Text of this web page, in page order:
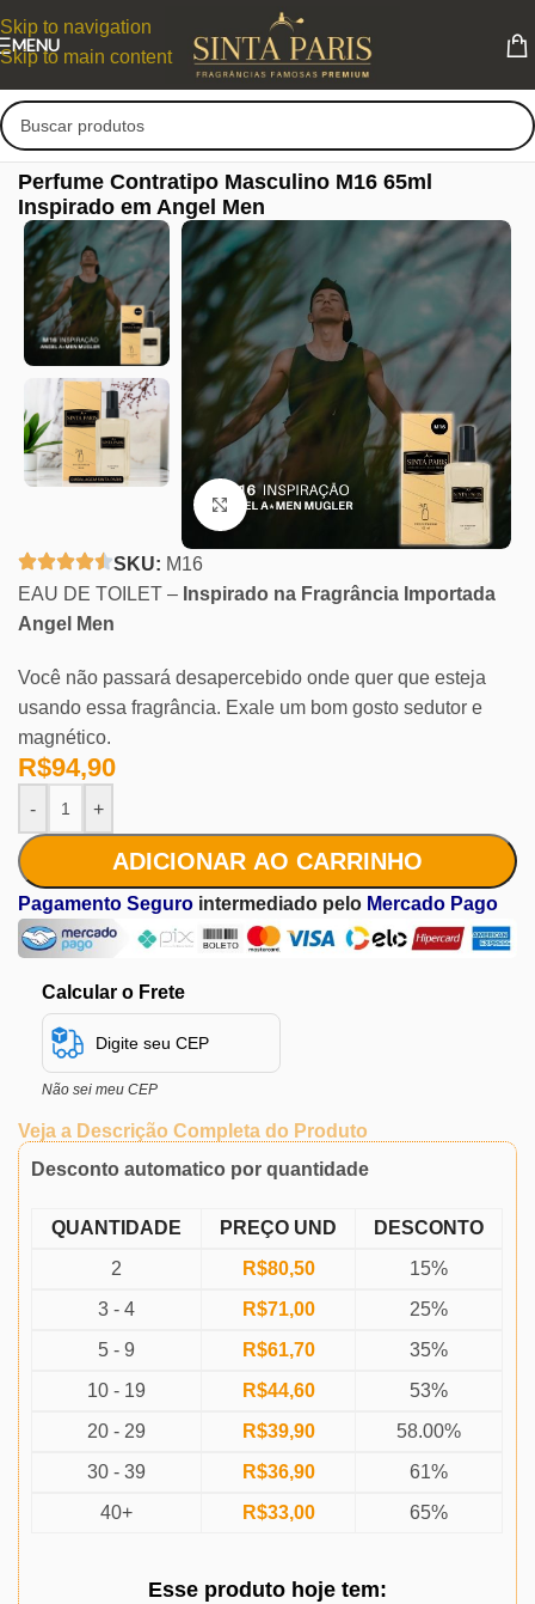
Skip to navigation
Skip to main content
MENU
Perfume Contratipo Masculino M16 65ml
Inspirado em Angel Men
Clique para ampliar
SKU: M16
EAU DE TOILET – Inspirado na Fragrância Importada
Angel Men
Você não passará desapercebido onde quer que esteja
usando essa fragrância. Exale um bom gosto sedutor e
magnético.
R$94,90
- +
ADICIONAR AO CARRINHO
Pagamento Seguro intermediado pelo Mercado Pago
Calcular o Frete
Não sei meu CEP
Veja a Descrição Completa do Produto
Desconto automatico por quantidade
QUANTIDADE PREÇO UND
DESCONTO
2
R$80,50
15%
3 - 4
R$71,00
25%
5 - 9
R$61,70
35%
10 - 19
R$44,60
53%
20 - 29
R$39,90
58.00%
30 - 39
R$36,90
61%
40+
R$33,00 65%
Esse produto hojetem: